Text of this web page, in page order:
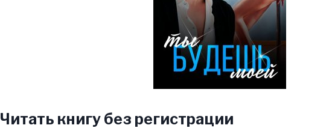
Читать книгу без регистрации